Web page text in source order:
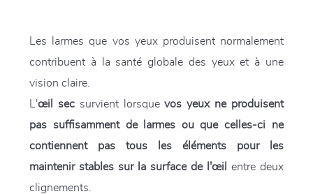
Les larmes que vos yeux produisent normalement
contribuent à la santé globale des yeux et à une
vision claire.
L'œil sec survient lorsquevos yeux ne produisent
pas suffisamment de larmes ou que celles-ci ne
contiennent pas tous les éléments pour les
maintenir stables sur la surface de l'œil
entre deux
clignements.